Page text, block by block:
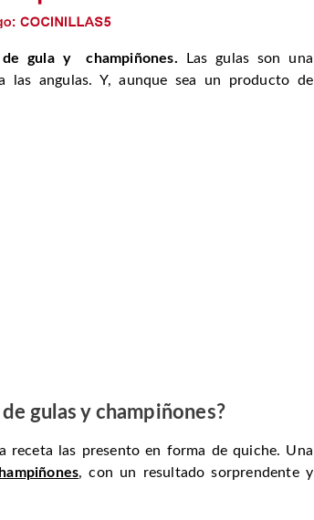
gula y champiñones.
Las gulas son una
las angulas. Y, aunque sea un producto de
gulas y champiñones?
receta las presento en forma de quiche. Una
, con un resultado sorprendente y